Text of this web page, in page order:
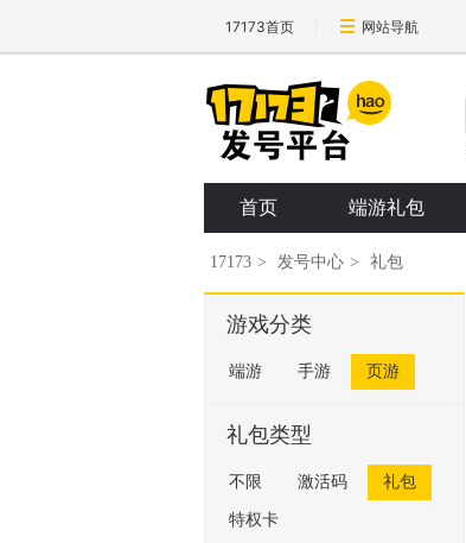
17173首页 网站导航
首页 端游礼包
17173 > 发号中心 > 礼包
游戏分类
端游 手游 页游
礼包类型
不限 激活码 礼包
特权卡